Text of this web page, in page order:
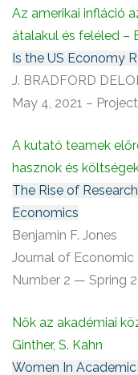
Az amerikai infláció
átalakul és feléled –
Is the US Economy
J. BRADFORD
May 4, 2021 –
A kutató teamek
hasznok és
The Rise of
Economics
Benjamin F. Jones
Journal of
Number 2 — Spring
Nők az akadémiai
Ginther, S. Kahn
Women In